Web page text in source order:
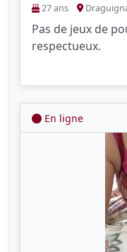
27 ans
Pas de jeux de
respectueux.
En ligne